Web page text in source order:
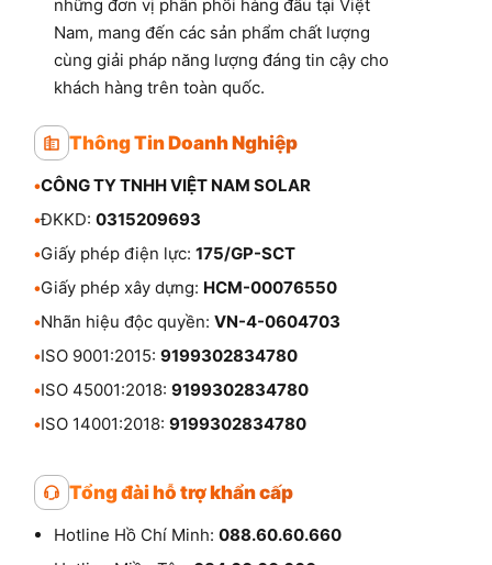
những đơn vị phân phối hàng đầu tại Việt
Nam, mang đến các sản phẩm chất lượng
cùng giải pháp năng lượng đáng tin cậy cho
khách hàng trên toàn quốc.
Thông Tin Doanh Nghiệp
•CÔNG TY TNHH VIỆT NAM SOLAR
•ĐKKD: 0315209693
•Giấy phép điện lực: 175/GP-SCT
•Giấy phép xây dựng: HCM-00076550
•Nhãn hiệu độc quyền: VN-4-0604703
•ISO 9001:2015: 9199302834780
•ISO 45001:2018: 9199302834780
•ISO 14001:2018: 9199302834780
Tổng đài hỗ trợ khẩn cấp
Hotline Hồ Chí Minh: 088.60.60.660